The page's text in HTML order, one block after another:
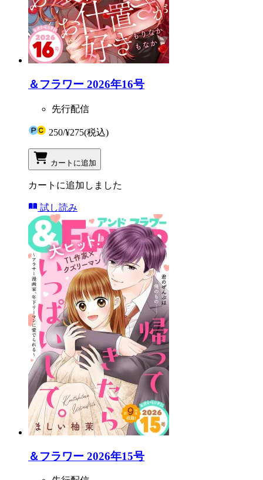
＆フラワー 2026年16号
先行配信
250/¥275(税込)
カートに追加
カートに追加しました
試し読み
＆フラワー 2026年15号